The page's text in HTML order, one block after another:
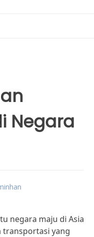
Negara
negara maju di Asia
yang